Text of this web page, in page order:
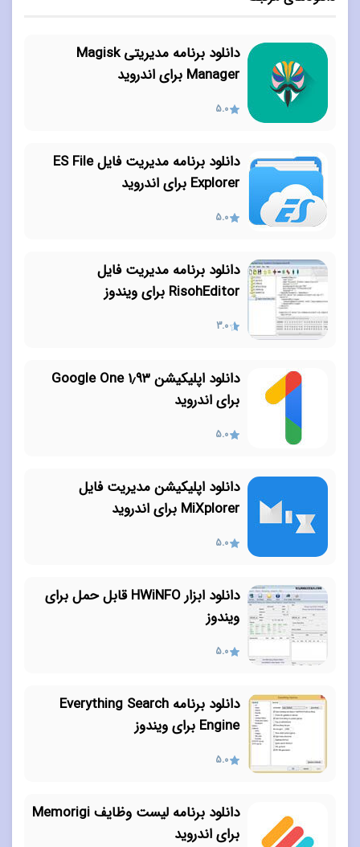
دانلود برنامه مدیریتی Magisk
Manager برای اندروید
5.0
دانلود برنامه مدیریت فایل ES File
Explorer برای اندروید
5.0
دانلود برنامه مدیریت فایل
RisohEditor برای ویندوز
3.0
دانلود اپلیکیشن ۱٫۹۳ Google One
برای اندروید
5.0
دانلود اپلیکیشن مدیریت فایل
MiXplorer برای اندروید
5.0
دانلود ابزار HWiNFO قابل حمل برای
ویندوز
5.0
دانلود برنامه Everything Search
Engine برای ویندوز
5.0
دانلود برنامه لیست وظایف Memorigi
برای اندروید